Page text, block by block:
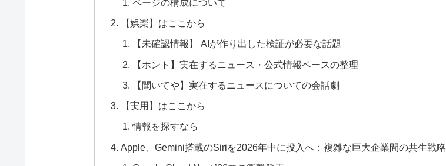
ページの構成について
【娯楽】はここから
【未確認情報】 AIが作り出した検証が必要な話題
【ホント】実在するニュース・公式情報ベースの整理
【聞いてや】実在するニュースについての会話劇
【実用】はここから
情報を探すなら
Apple、Gemini搭載のSiriを2026年中に投入へ：複雑な巨大企業間の共生戦略